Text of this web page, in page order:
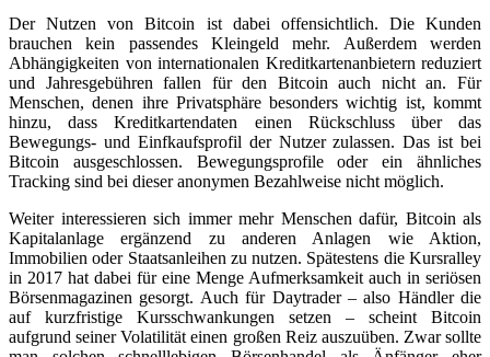
Der Nutzen von Bitcoin ist dabei offensichtlich. Die Kunden
brauchen kein passendes Kleingeld mehr. Außerdem werden
Abhängigkeiten von internationalen Kreditkartenanbietern reduziert
und Jahresgebühren fallen für den Bitcoin auch nicht an. Für
Menschen, denen ihre Privatsphäre besonders wichtig ist, kommt
hinzu, dass Kreditkartendaten einen Rückschluss über das
Bewegungs- und Einfkaufsprofil der Nutzer zulassen. Das ist bei
Bitcoin ausgeschlossen. Bewegungsprofile oder ein ähnliches
Tracking sind bei dieser anonymen Bezahlweise nicht möglich.
Weiter interessieren sich immer mehr Menschen dafür, Bitcoin als
Kapitalanlage ergänzend zu anderen Anlagen wie Aktion,
Immobilien oder Staatsanleihen zu nutzen. Spätestens die Kursralley
in 2017 hat dabei für eine Menge Aufmerksamkeit auch in seriösen
Börsenmagazinen gesorgt. Auch für Daytrader – also Händler die
auf kurzfristige Kursschwankungen setzen – scheint Bitcoin
aufgrund seiner Volatilität einen großen Reiz auszuüben. Zwar sollte